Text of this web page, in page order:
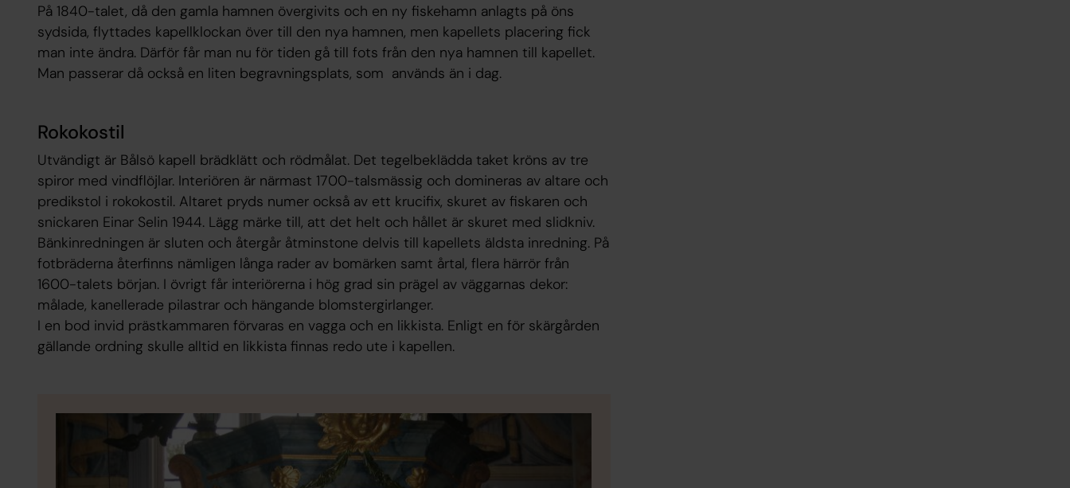
På 1840-talet, då den gamla hamnen övergivits och en ny fiskehamn anlagts på öns
sydsida, flyttades kapellklockan över till den nya hamnen, men kapellets placering fick
man inte ändra. Därför får man nu för tiden gå till fots från den nya hamnen till kapellet.
Man passerar då också en liten begravningsplats, som används än i dag.
Rokokostil
Utvändigt är Bålsö kapell brädklätt och rödmålat. Det tegelbeklädda taket kröns av tre
spiror med vindflöjlar. Interiören är närmast 1700-talsmässig och domineras av altare och
predikstol i rokokostil. Altaret pryds numer också av ett krucifix, skuret av fiskaren och
snickaren Einar Selin 1944. Lägg märke till, att det helt och hållet är skuret med slidkniv.
Bänkinredningen är sluten och återgår åtminstone delvis till kapellets äldsta inredning. På
fotbräderna återfinns nämligen långa rader av bomärken samt årtal, flera härrör från
1600-talets början. I övrigt får interiörerna i hög grad sin prägel av väggarnas dekor:
målade, kanellerade pilastrar och hängande blomstergirlanger.
I en bod invid prästkammaren förvaras en vagga och en likkista. Enligt en för skärgården
gällande ordning skulle alltid en likkista finnas redo ute i kapellen.